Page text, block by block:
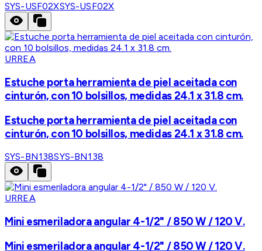
SYS-USF02XSYS-USF02X
URREA
Estuche porta herramienta de piel aceitada con
cinturón, con 10 bolsillos, medidas 24.1 x 31.8 cm.
Estuche porta herramienta de piel aceitada con
cinturón, con 10 bolsillos, medidas 24.1 x 31.8 cm.
SYS-BN138SYS-BN138
URREA
Mini esmeriladora angular 4-1/2" / 850 W / 120 V.
Mini esmeriladora angular 4-1/2" / 850 W / 120 V.